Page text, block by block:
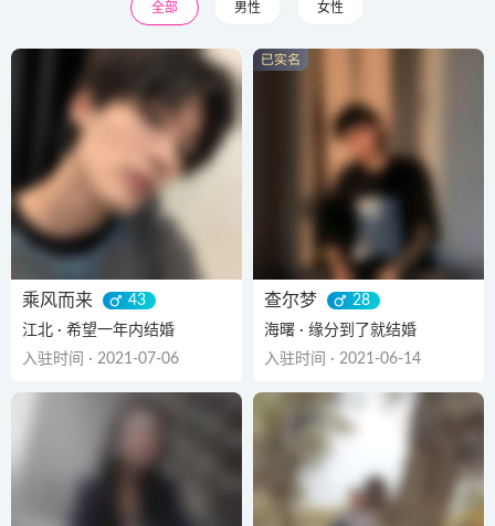
全部 男性 女性
乘风而来
43
江北 · 希望一年内结婚
入驻时间 · 2021-07-06
查尔梦
28
海曙 · 缘分到了就结婚
入驻时间 · 2021-06-14